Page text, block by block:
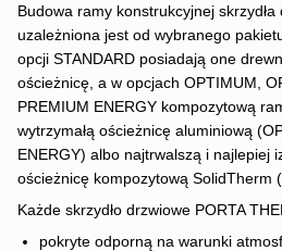
Budowa ramy konstrukcyjnej
uzależniona jest od wybranego
opcji STANDARD posiadają one
ościeżnicę, a w opcjach OPTIMUM,
PREMIUM ENERGY kompozytową
wytrzymałą ościeżnicę aluminiową
ENERGY) albo najtrwalszą i najlepiej
ościeżnicę kompozytową SolidTherm
Każde skrzydło drzwiowe PORTA
pokryte odporną na warunki